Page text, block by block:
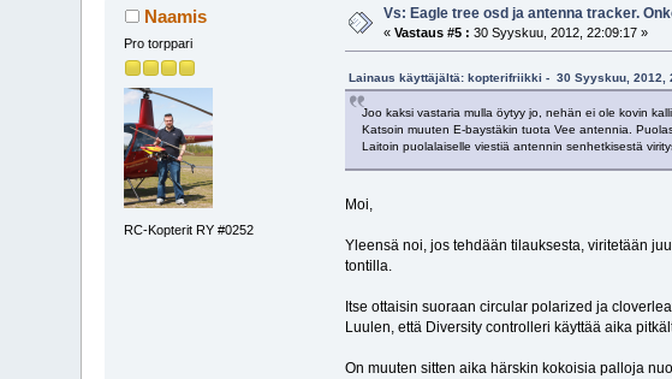
Naamis
Pro torppari
RC-Kopterit RY #0252
Vs: Eagle tree osd ja antenna tracker.
«Vastaus #5 : 30 Syyskuu, 2012, 22:09:17 »
Lainaus käyttäjältä: kopterifriikki - 30 Syyskuu, 2012,
Joo kaksi vastaria mulla öytyy jo, nehän ei ole kovin
Katsoin muuten E-baystäkin tuota Vee antennia.
Laitoin puolalaiselle viestiä antennin senhetkisestä
Moi,
Yleensä noi, jos tehdään tilauksesta, viritetään
tontilla.
Itse ottaisin suoraan circular polarized ja
Luulen, että Diversity controlleri käyttää aika
On muuten sitten aika härskin kokoisia palloja